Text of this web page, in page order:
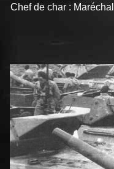
Chef de char :